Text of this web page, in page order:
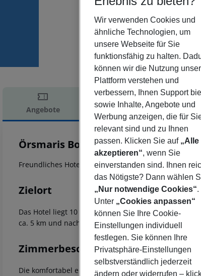
Angebote Hotelbeschreibung
Hotelbeschreibung
Örsmaris Boutique Hotel
4
Freundliches Hotel mit 26 Zimmern
Zielort
Das Hotel liegt 10 Meter vom öffentlichen Kies-/
ca. 5 km und nach Icmeler etwa 3,5 km. Gute
Zimmerbeschreibung
Die komfortabel eingerichteten DOPPEÖZIMMER
Wir verwenden Cookies und
ähnliche Technologien, um
unsere Webseite für Sie
funktionsfähig zu halten.
können wir die Nutzung
Plattform verstehen und
verbessern, Ihnen Support
sowie Inhalte, Angebote und
Werbung anzeigen, die für
relevant sind und zu Ihnen
passen. Klicken Sie auf „Alle
akzeptieren“, wenn Sie
einverstanden sind. Ihnen
das Nötigste? Dann wählen
„Nur notwendige Cookies“.
Unter „Cookies anpassen“
können Sie Ihre Cookie-
Einstellungen individuell
festlegen. Sie können Ihre
Privatsphäre-Einstellungen
selbstverständlich jederzeit
ändern oder widerrufen –